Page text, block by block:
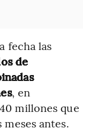
fecha las
de
, en
millones que
antes.